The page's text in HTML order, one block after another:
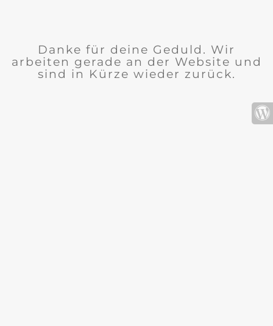
Danke für deine Geduld. Wir
arbeiten gerade an der Website und
sind in Kürze wieder zurück.